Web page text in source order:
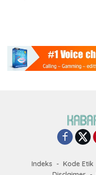
Indeks Kode Etik